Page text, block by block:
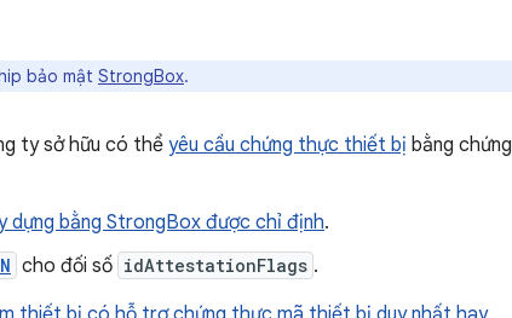
bảo mật StrongBox.
ty sở hữu có thể yêu cầu chứng thực thiết bị bằng chứng
dựng bằng StrongBox được chỉ định.
cho đối số idAttestationFlags .